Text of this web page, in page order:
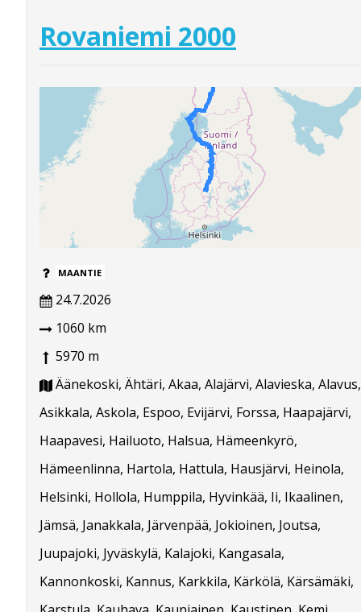
Rovaniemi 2000
MAANTIE
24.7.2026
1060 km
5970 m
Äänekoski, Ähtäri, Akaa, Alajärvi, Alavieska, Alavus,
Asikkala, Askola, Espoo, Evijärvi, Forssa, Haapajärvi,
Haapavesi, Hailuoto, Halsua, Hämeenkyrö,
Hämeenlinna, Hartola, Hattula, Hausjärvi, Heinola,
Helsinki, Hollola, Humppila, Hyvinkää, Ii, Ikaalinen,
Jämsä, Janakkala, Järvenpää, Jokioinen, Joutsa,
Juupajoki, Jyväskylä, Kalajoki, Kangasala,
Kannonkoski, Kannus, Karkkila, Kärkölä, Kärsämäki,